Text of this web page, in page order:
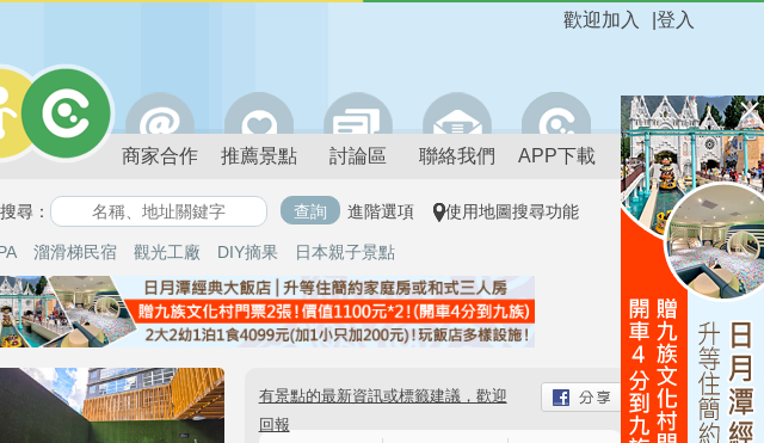
登入
歡迎加入
商家合作 推薦景點 討論區 聯絡我們 APP下載
搜尋： 進階選項 使用地圖搜尋功能
溜滑梯民宿 觀光工廠 DIY摘果 日本親子景點
有景點的最新資訊或標籤建議，歡迎
回報